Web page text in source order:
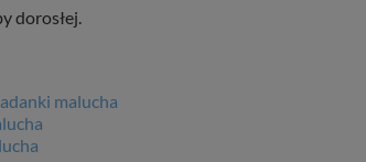
dorosłej.
malucha